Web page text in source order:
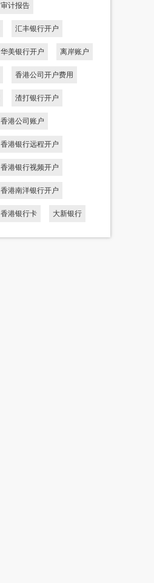
审计报告
汇丰银行开户
华美银行开户 离岸账户
香港公司开户费用
渣打银行开户
香港公司账户
香港银行远程开户
香港银行视频开户
香港南洋银行开户
香港银行卡 大新银行